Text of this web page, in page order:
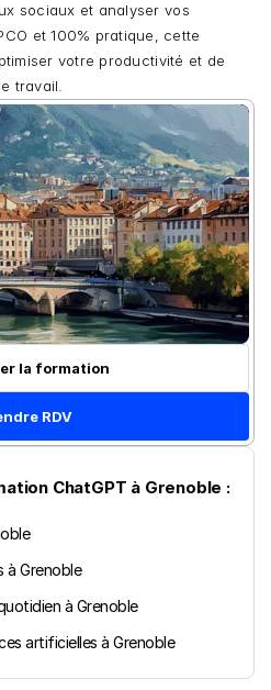
sociaux et analyser vos
et 100% pratique, cette
votre productivité et de
travail.
ChatGPT à Grenoble :
à Grenoble
à Grenoble
artificielles à Grenoble
la formation
RDV